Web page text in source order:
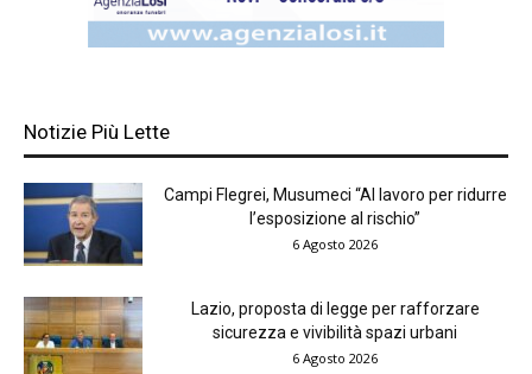
Notizie Più Lette
Campi Flegrei, Musumeci “Al lavoro per ridurre
l’esposizione al rischio”
6 Agosto 2026
Lazio, proposta di legge per rafforzare
sicurezza e vivibilità spazi urbani
6 Agosto 2026